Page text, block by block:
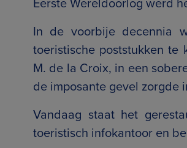
In de voorbije decennia
toeristische poststukken
M. de la Croix, in een
de imposante gevel zorgde
Vandaag staat het
toeristisch infokantoor en